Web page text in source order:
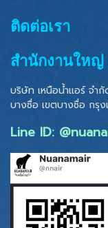
ติดต่อเรา
สำนักงานใหญ่
บริษัท เหนือน้ำแอร์ จำ
บางซื่อ เขตบางซื่อ กรุ
Line ID: